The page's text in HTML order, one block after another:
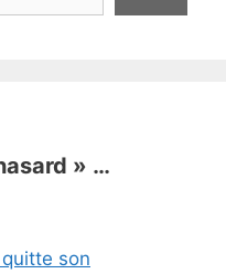
» …
son